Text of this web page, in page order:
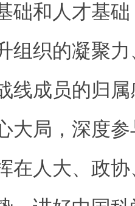
础和人才基
组织的凝聚
线成员的归
大局，深度
在人大、政